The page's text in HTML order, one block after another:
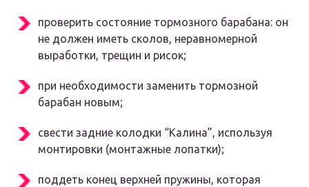
проверить состояние тормозного барабана: он
не должен иметь сколов, неравномерной
выработки, трещин и рисок;
при необходимости заменить тормозной
барабан новым;
свести задние колодки “Калина”, используя
монтировки (монтажные лопатки);
поддеть конец верхней пружины, которая